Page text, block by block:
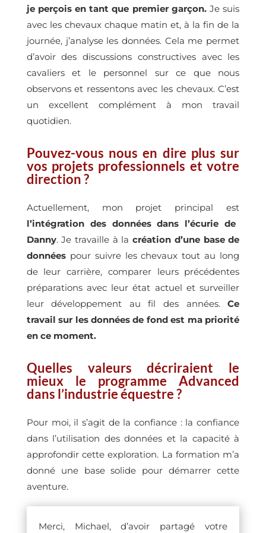
je perçois en tant que premier garçon.Je suis
avec les chevaux chaque matin et, à la fin de la
journée, j’analyse les données. Cela me permet
d’avoir des discussions constructives avec les
cavaliers et le personnel sur ce que nous
observons et ressentons avec les chevaux. C’est
un excellent complément à mon travail
quotidien.
Pouvez-vous nous en dire plus sur
vos projets professionnels et votre
direction ?
Actuellement, mon projet principal est
l’intégration des données dans l’écurie de
Danny. Je travaille à la création d’une base de
données pour suivre les chevaux tout au long
de leur carrière, comparer leurs précédentes
préparations avec leur état actuel et surveiller
leur développement au fil des années.Ce
travail sur les données de fond est ma priorité
en ce moment.
Quelles valeurs décriraient le
mieux le programme Advanced
dans l’industrie équestre ?
Pour moi, il s’agit de la confiance : la confiance
dans l’utilisation des données et la capacité à
approfondir cette exploration. La formation m’a
donné une base solide pour démarrer cette
aventure.
Merci, Michael, d’avoir partagé votre